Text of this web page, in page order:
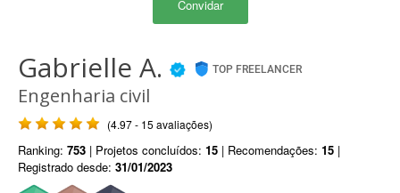
Convidar
Gabrielle A. TOP FREELANCER
Engenharia civil
(4.97 - 15 avaliações)
Ranking: 753 | Projetos concluídos: 15 | Recomendações: 15 |
Registrado desde: 31/01/2023